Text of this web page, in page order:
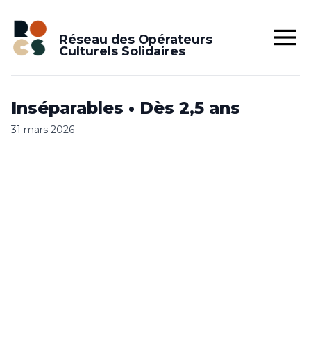
Réseau des Opérateurs
Culturels Solidaires
Inséparables • Dès 2,5 ans
31 mars 2026